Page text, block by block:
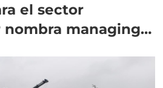
el sector
managing